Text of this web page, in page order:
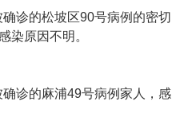
诊的松坡区90号病例的密切
染原因不明。
诊的麻浦49号病例家人，感